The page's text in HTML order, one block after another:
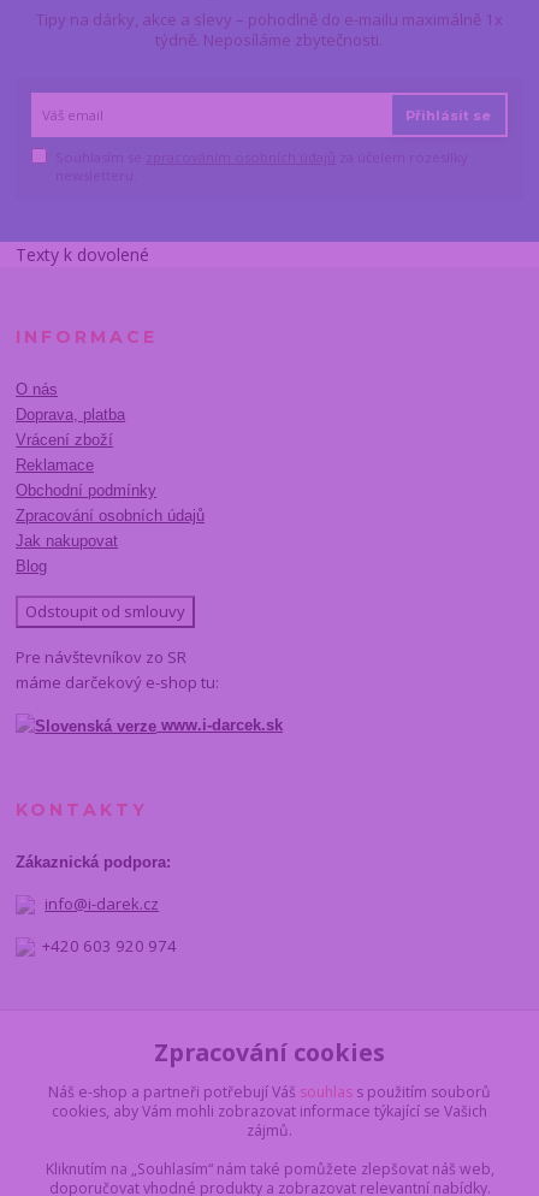
Tipy na dárky, akce a slevy – pohodlně do e-mailu maximálně 1x
týdně. Neposíláme zbytečnosti.
Přihlásit se
Texty k dovolené
INFORMACE
O nás
Doprava, platba
Vrácení zboží
Reklamace
Obchodní podmínky
Zpracování osobních údajů
Jak nakupovat
Blog
Odstoupit od smlouvy
Pre návštevníkov zo SR
máme darčekový e-shop tu:
www.i-darcek.sk
KONTAKTY
Zákaznická podpora:
info@i-darek.cz
+420 603 920 974
Zpracování cookies
Náš e-shop a partneři potřebují Váš souhlas s použitím souborů
cookies, aby Vám mohli zobrazovat informace týkající se Vašich
zájmů.
Kliknutím na „Souhlasím“ nám také pomůžete zlepšovat náš web,
doporučovat vhodné produkty a zobrazovat relevantní nabídky.